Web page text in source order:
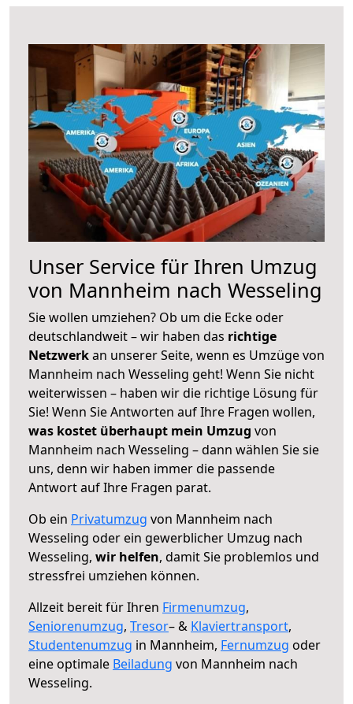
Unser Service für Ihren Umzug
von Mannheim nach Wesseling
Sie wollen umziehen? Ob um die Ecke oder
deutschlandweit – wir haben das richtige
Netzwerkan unserer Seite, wenn es Umzüge von
Mannheim nach Wesseling geht! Wenn Sie nicht
weiterwissen – haben wir die richtige Lösung für
Sie! Wenn Sie Antworten auf Ihre Fragen wollen,
was kostet überhaupt mein Umzug von
Mannheim nach Wesseling – dann wählen Sie sie
uns, denn wir haben immer die passende
Antwort auf Ihre Fragen parat.
Ob ein Privatumzug von Mannheim nach
Wesseling oder ein gewerblicher Umzug nach
Wesseling, wir helfen, damit Sie problemlos und
stressfrei umziehen können.
Allzeit bereit für Ihren Firmenumzug,
Seniorenumzug, Tresor– & Klaviertransport,
Studentenumzug in Mannheim, Fernumzug oder
eine optimale Beiladung von Mannheim nach
Wesseling.